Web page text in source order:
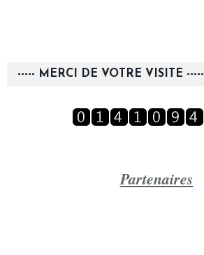
----- MERCI DE VOTRE VISITE -----
Partenaires